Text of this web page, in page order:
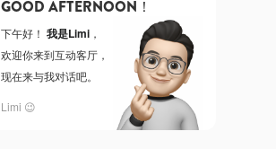
GOOD AFTERNOON！
下午好！ 我是Limi ，
欢迎你来到互动客厅，
现在来与我对话吧。
Limi 😉